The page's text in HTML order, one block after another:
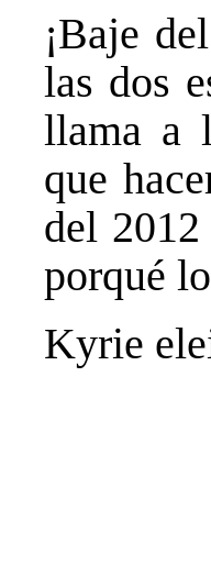
¡Baje
las dos
llama a
que
del
porqué
Kyrie